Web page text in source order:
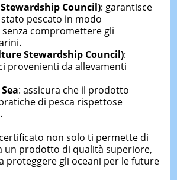
Council): garantisce
stato pescato in modo
compromettere gli
Stewardship Council):
provenienti da allevamenti
: assicura che il prodotto
di pesca rispettose
non solo ti permette di
un prodotto di qualità superiore,
proteggere gli oceani per le future